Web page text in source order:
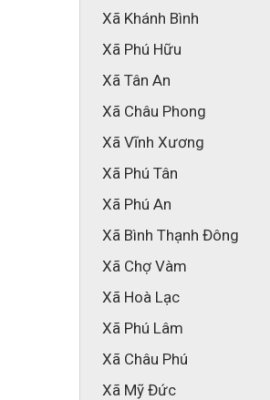
Xã Khánh Bình
Xã Phú Hữu
Xã Tân An
Xã Châu Phong
Xã Vĩnh Xương
Xã Phú Tân
Xã Phú An
Xã Bình Thạnh Đông
Xã Chợ Vàm
Xã Hoà Lạc
Xã Phú Lâm
Xã Châu Phú
Xã Mỹ Đức